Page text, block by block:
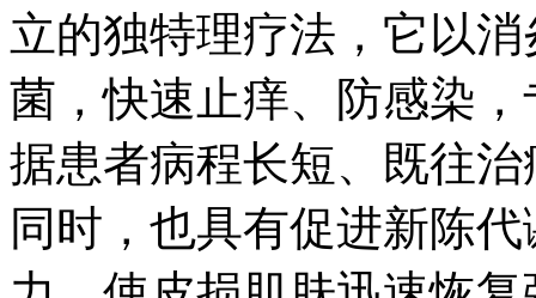
立的独特理疗法，它以
菌，快速止痒、防感染
据患者病程长短、既往
同时，也具有促进新陈